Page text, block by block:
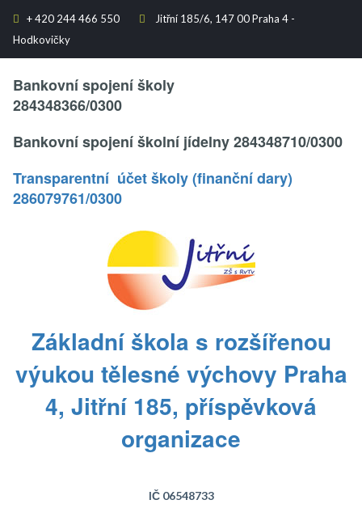
 +420 244 466 550 
Jitřní 185/6, 147 00 Praha 4 -
Hodkovičky
Bankovní spojení školy
284348366/0300
Bankovní spojení školní jídelny 284348710/0300
Transparentní účet školy (finanční dary)
286079761/0300
Základní škola s rozšířenou
výukou tělesné výchovy Praha
4, Jitřní 185, příspěvková
organizace
IČ 06548733